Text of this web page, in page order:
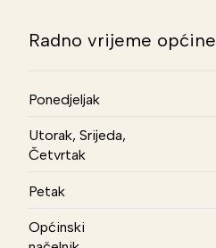
Radno vrijeme općine
Ponedjeljak
Utorak, Srijeda,
Četvrtak
Petak
Općinski